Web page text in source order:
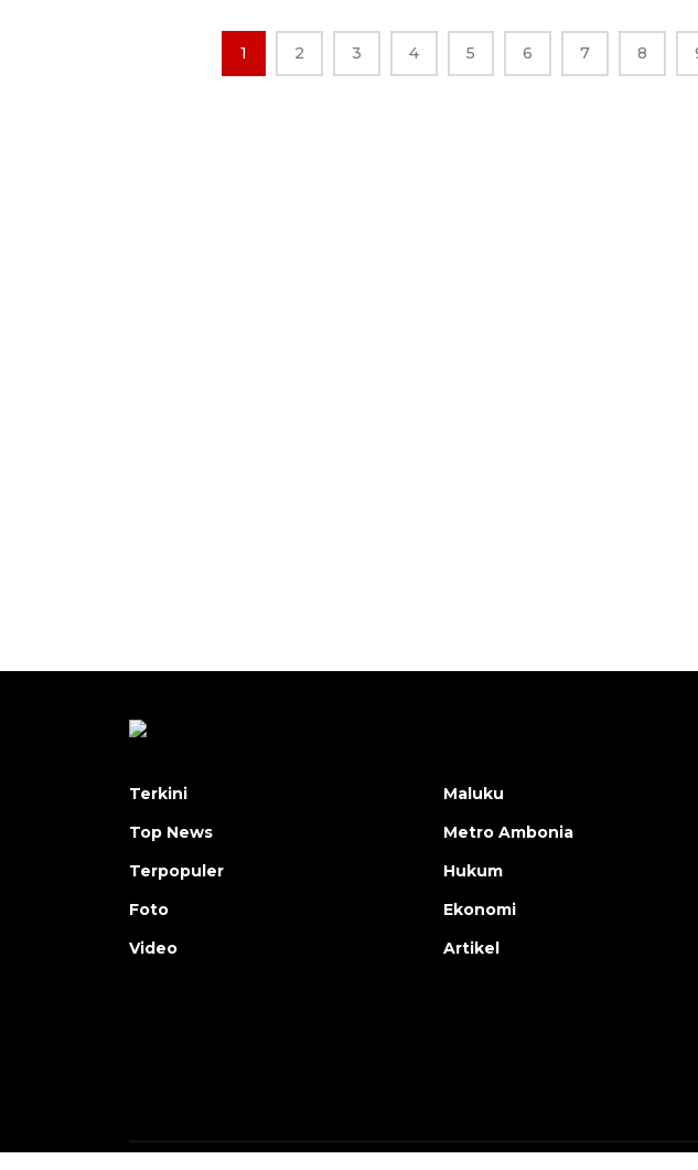
1 2 3 4 5 6 7 8
Terkini
Top News
Terpopuler
Foto
Video
Maluku
Metro Ambonia
Hukum
Ekonomi
Artikel